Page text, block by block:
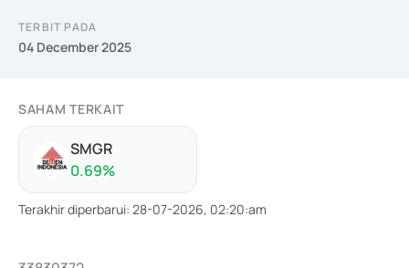
TERBIT PADA
04 December 2025
SAHAM TERKAIT
SMGR
0.69%
Terakhir diperbarui: 28-07-2026, 02:20:am